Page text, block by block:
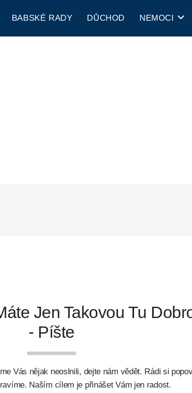
BABSKÉ RADY DŮCHOD NEMOCI
Jen Takovou Tu
- Píšte
Vás nějak neoslnili, dejte nám vědět. Rádi si
Naším cílem je přinášet Vám jen radost.